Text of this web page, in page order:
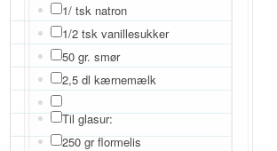
1/ tsk natron
1/2 tsk vanillesukker
50 gr. smør
2,5 dl kærnemælk
Til glasur:
250 gr flormelis